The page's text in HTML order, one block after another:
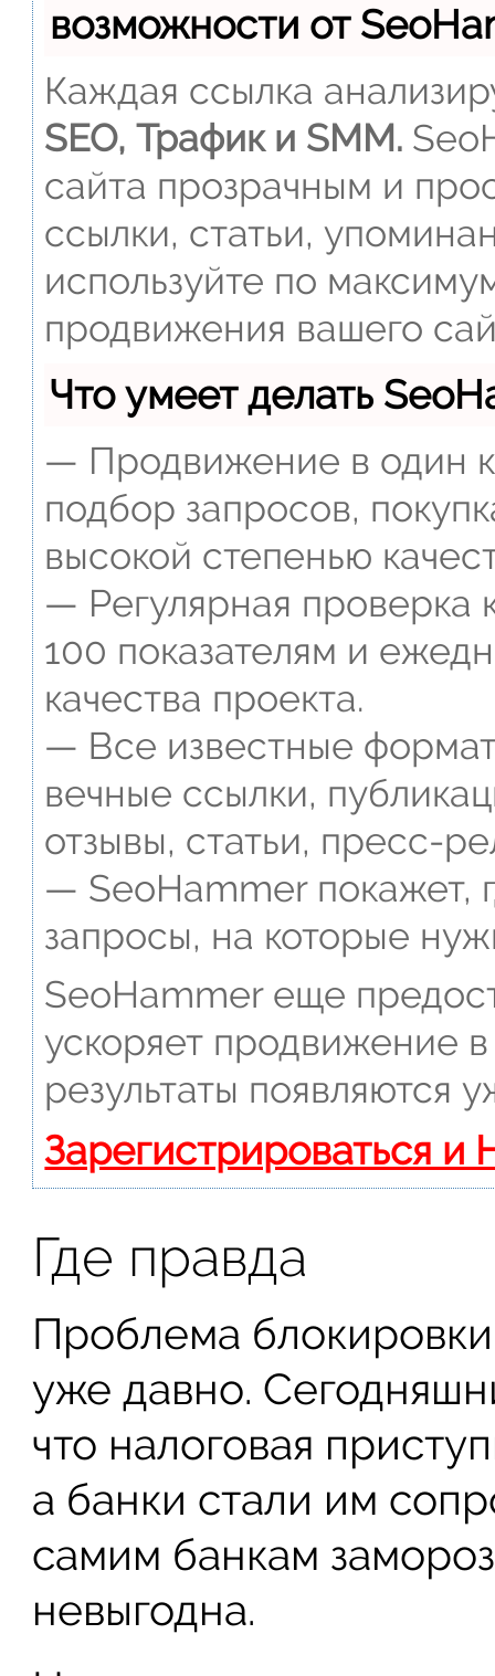
возможности от
Каждая ссылка
SEO, Трафик и SMM.
сайта прозрачным и
ссылки, статьи,
используйте по
продвижения вашего
Что умеет делать
— Продвижение в один
подбор запросов,
высокой степенью
— Регулярная проверка
100 показателям и
качества проекта.
— Все известные
вечные ссылки,
отзывы, статьи, пресс-
— SeoHammer покажет,
запросы, на которые
SeoHammer еще
ускоряет продвижение
результаты появляются
Зарегистрироваться и
Где правда
Проблема
уже давно.
что налоговая
а банки стали им
самим банкам
невыгодна.